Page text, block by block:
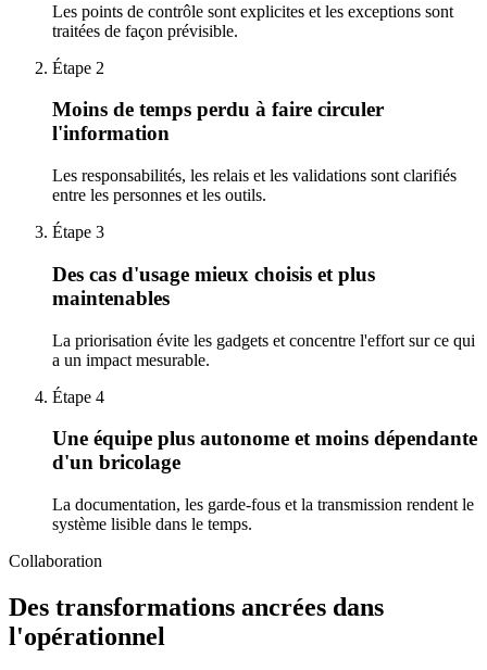
Les points de contrôle sont explicites et les exceptions sont
traitées de façon prévisible.
Étape 2
Moins de temps perdu à faire circuler
l'information
Les responsabilités, les relais et les validations sont clarifiés
entre les personnes et les outils.
Étape 3
Des cas d'usage mieux choisis et plus
maintenables
La priorisation évite les gadgets et concentre l'effort sur ce qui
a un impact mesurable.
Étape 4
Une équipe plus autonome et moins dépendante
d'un bricolage
La documentation, les garde-fous et la transmission rendent le
système lisible dans le temps.
Collaboration
Des transformations ancrées dans
l'opérationnel